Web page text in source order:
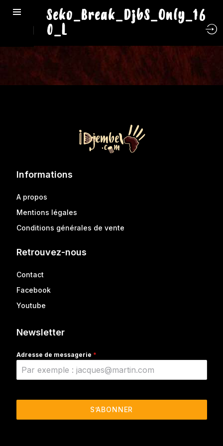
Seko_Break_DjbS_Only_16
0_L
Informations
A propos
Mentions légales
Conditions générales de vente
Retrouvez-nous
Contact
Facebook
Youtube
Newsletter
Adresse de messagerie *
S’ABONNER